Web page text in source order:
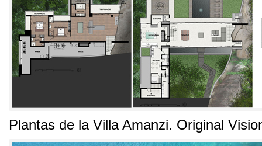
Plantas de la Villa Amanzi. Original